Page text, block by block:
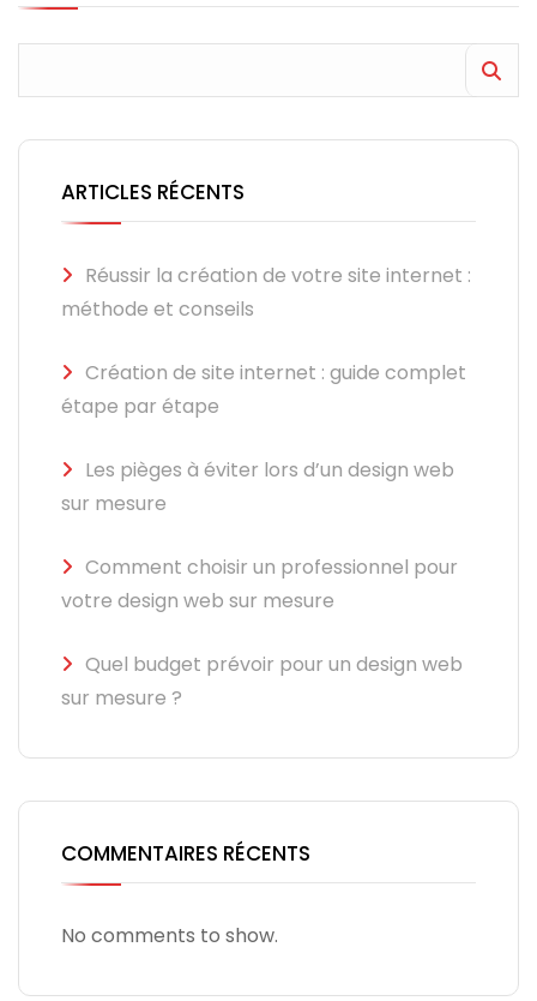
ARTICLES RÉCENTS
Réussir la création de votre site internet :
méthode et conseils
Création de site internet : guide complet
étape par étape
Les pièges à éviter lors d’un design web
sur mesure
Comment choisir un professionnel pour
votre design web sur mesure
Quel budget prévoir pour un design web
sur mesure ?
COMMENTAIRES RÉCENTS
No comments to show.